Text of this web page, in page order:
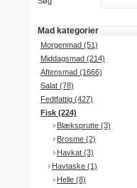
Mad kategorier
Morgenmad (51)
Middagsmad (214)
Aftensmad (1666)
Salat (78)
Fedtfattig (427)
Fisk (224)
Blæksprutte (3)
Brosme (2)
Havkat (3)
Havtaske (1)
Helle (8)